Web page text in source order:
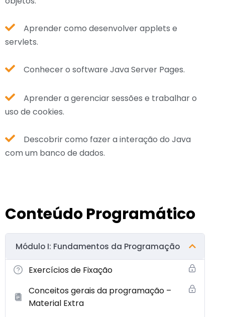
Aprender como desenvolver applets e
servlets.
Conhecer o software Java Server Pages.
Aprender a gerenciar sessões e trabalhar o
uso de cookies.
Descobrir como fazer a interação do Java
com um banco de dados.
Conteúdo Programático
Módulo I: Fundamentos da Programação
Exercícios de Fixação
Conceitos gerais da programação –
Material Extra